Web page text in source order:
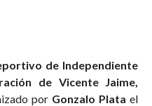
de Independiente
de Vicente Jaime,
por Gonzalo Plata el